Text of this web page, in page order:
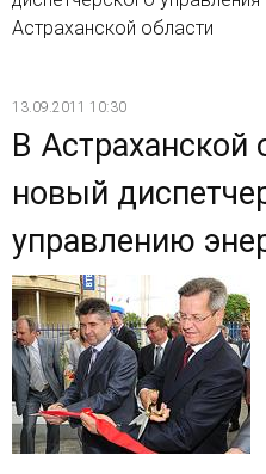
Астраханской области
13.09.2011 10:30
В Астраханской
новый
управлению